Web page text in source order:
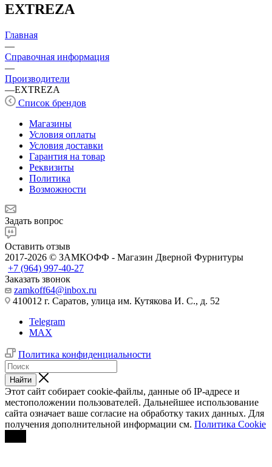
EXTREZA
Главная
—
Справочная информация
—
Производители
—EXTREZA
Список брендов
Магазины
Условия оплаты
Условия доставки
Гарантия на товар
Реквизиты
Политика
Возможности
Задать вопрос
Оставить отзыв
2017-2026 © ЗАМКОФФ - Магазин Дверной Фурнитуры
+7 (964) 997-40-27
Заказать звонок
zamkoff64@inbox.ru
410012 г. Саратов, улица им. Кутякова И. С., д. 52
Telegram
MAX
Политика конфиденциальности
Найти
Этот сайт собирает cookie-файлы, данные об IP-адресе и
местоположении пользователей. Дальнейшее использование
сайта означает ваше согласие на обработку таких данных. Для
получения дополнительной информации см. Политика Cookie